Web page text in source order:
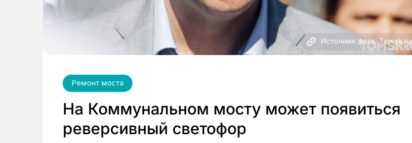
Источник фото: Tomsk.ru
Ремонт моста
На Коммунальном мосту может появиться
реверсивный светофор